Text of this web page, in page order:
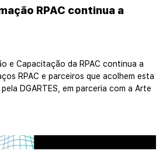
RPAC continua a
e Capacitação da RPAC continua a
RPAC e parceiros que acolhem esta
DGARTES, em parceria com a Arte